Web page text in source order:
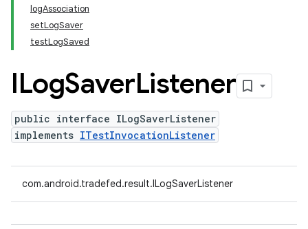
logAssociation
setLogSaver
testLogSaved
ILogSaverListener
public interface ILogSaverListener
implements ITestInvocationListener
com.android.tradefed.result.ILogSaverListener